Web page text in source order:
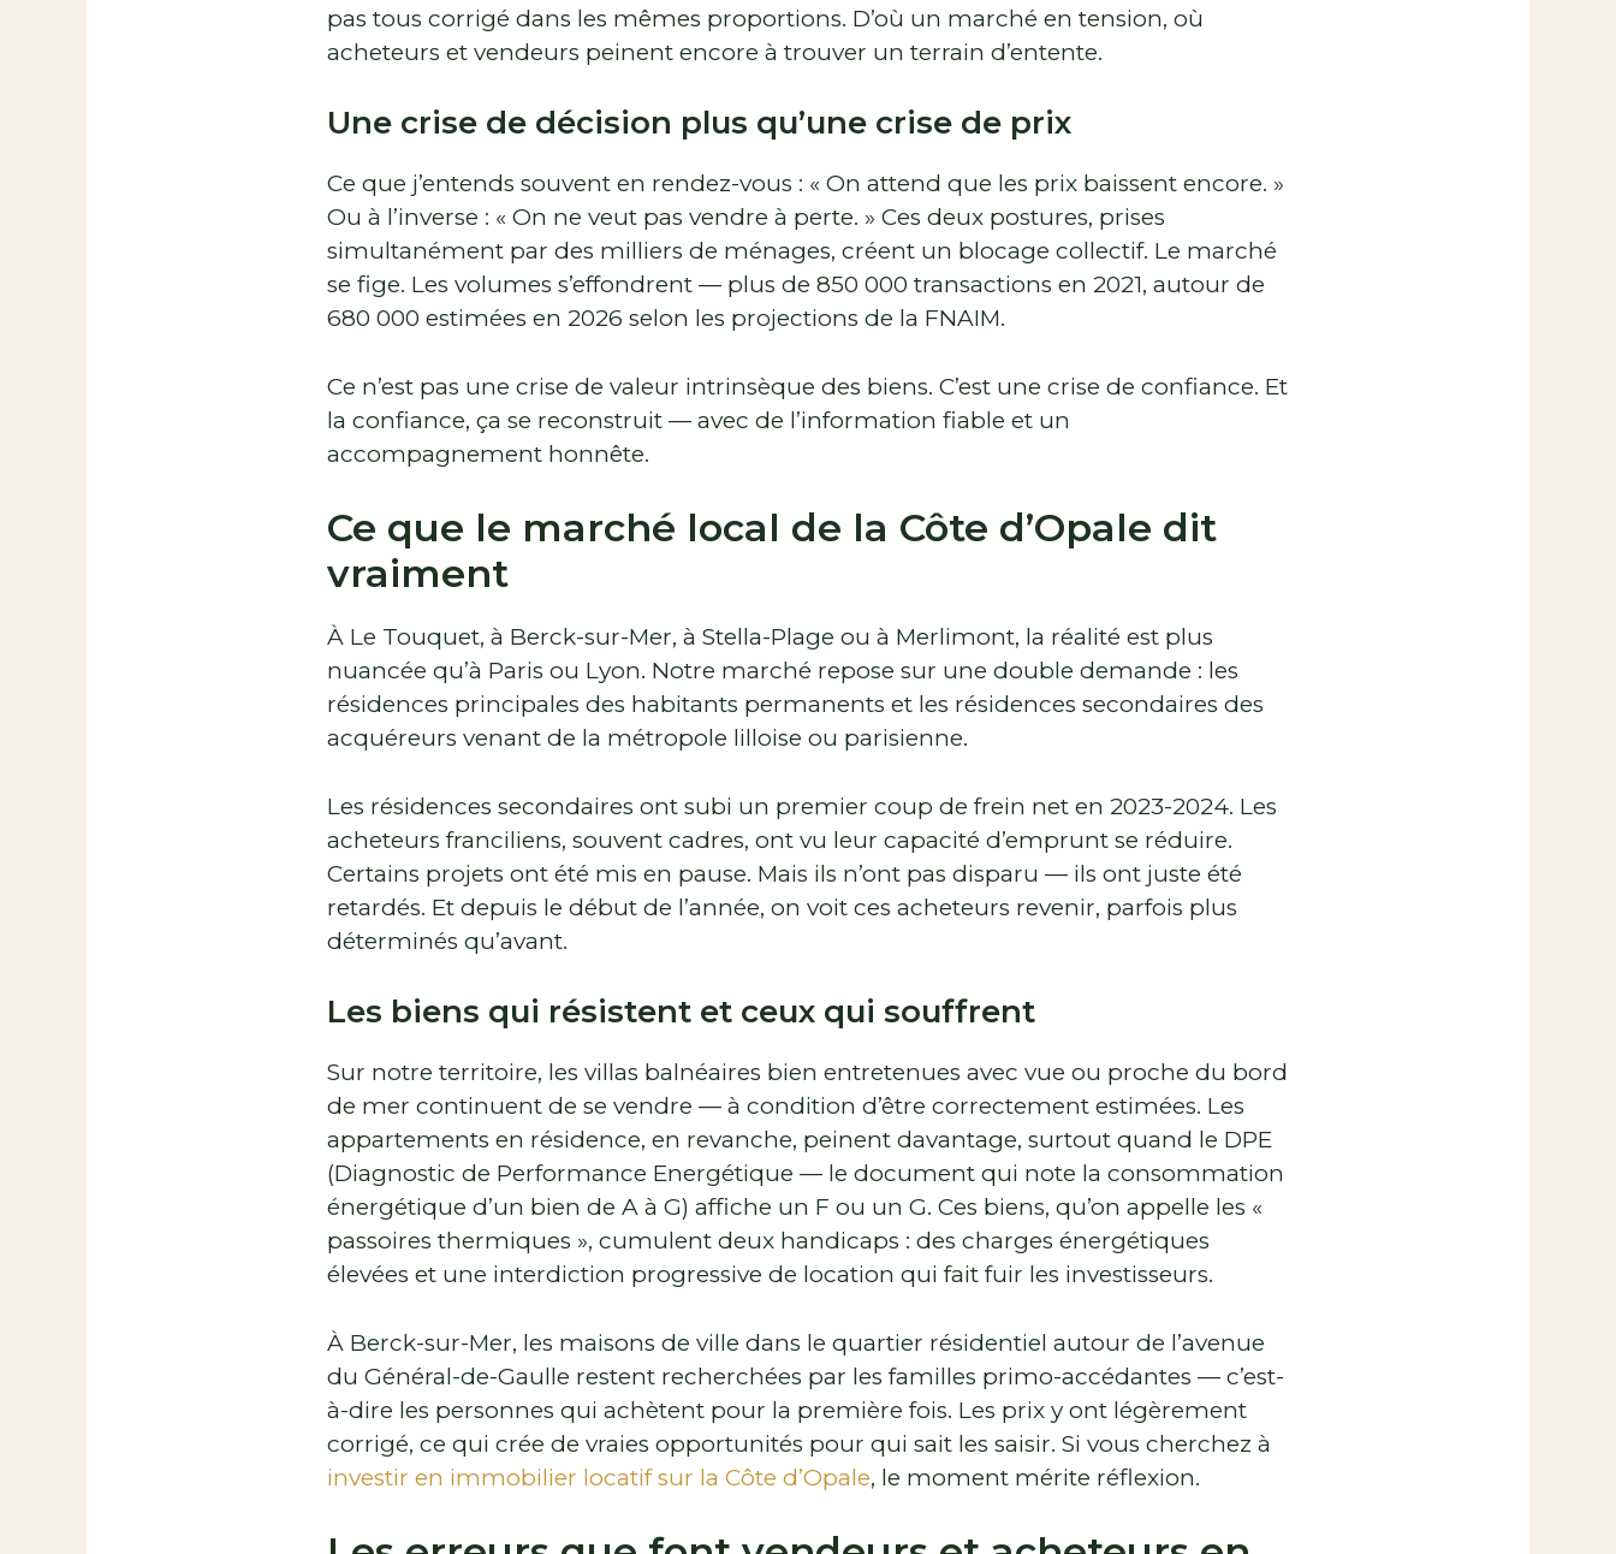
pas tous corrigé dans les mêmes proportions. D’où un marché en tension, où
acheteurs et vendeurs peinent encore à trouver un terrain d’entente.
Une crise de décision plus qu’une crise de prix
Ce que j’entends souvent en rendez-vous : « On attend que les prix baissent encore. »
Ou à l’inverse : « On ne veut pas vendre à perte. » Ces deux postures, prises
simultanément par des milliers de ménages, créent un blocage collectif. Le marché
se fige. Les volumes s’effondrent — plus de 850 000 transactions en 2021, autour de
680 000 estimées en 2026 selon les projections de la FNAIM.
Ce n’est pas une crise de valeur intrinsèque des biens. C’est une crise de confiance. Et
la confiance, ça se reconstruit — avec de l’information fiable et un
accompagnement honnête.
Ce que le marché local de la Côte d’Opale dit
vraiment
À Le Touquet, à Berck-sur-Mer, à Stella-Plage ou à Merlimont, la réalité est plus
nuancée qu’à Paris ou Lyon. Notre marché repose sur une double demande : les
résidences principales des habitants permanents et les résidences secondaires des
acquéreurs venant de la métropole lilloise ou parisienne.
Les résidences secondaires ont subi un premier coup de frein net en 2023-2024. Les
acheteurs franciliens, souvent cadres, ont vu leur capacité d’emprunt se réduire.
Certains projets ont été mis en pause. Mais ils n’ont pas disparu — ils ont juste été
retardés. Et depuis le début de l’année, on voit ces acheteurs revenir, parfois plus
déterminés qu’avant.
Les biens qui résistent et ceux qui souffrent
Sur notre territoire, les villas balnéaires bien entretenues avec vue ou proche du bord
de mer continuent de se vendre — à condition d’être correctement estimées. Les
appartements en résidence, en revanche, peinent davantage, surtout quand le DPE
(Diagnostic de Performance Energétique — le document qui note la consommation
énergétique d’un bien de A à G) affiche un F ou un G. Ces biens, qu’on appelle les «
passoires thermiques », cumulent deux handicaps : des charges énergétiques
élevées et une interdiction progressive de location qui fait fuir les investisseurs.
À Berck-sur-Mer, les maisons de ville dans le quartier résidentiel autour de l’avenue
du Général-de-Gaulle restent recherchées par les familles primo-accédantes — c’est-
à-dire les personnes qui achètent pour la première fois. Les prix y ont légèrement
corrigé, ce qui crée de vraies opportunités pour qui sait les saisir. Si vous cherchez à
investir en immobilier locatif sur la Côte d’Opale, le moment mérite réflexion.